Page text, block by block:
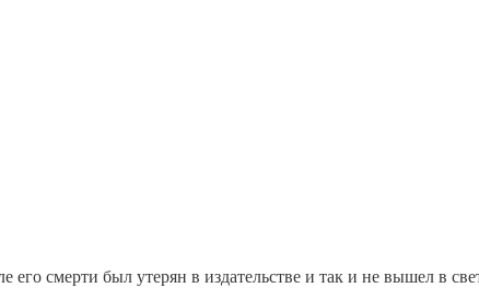
его смерти был утерян в издательстве и так и не вышел в